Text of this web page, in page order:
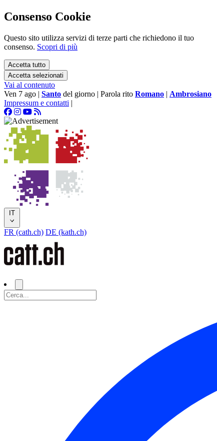
Consenso Cookie
Questo sito utilizza servizi di terze parti che richiedono il tuo
consenso. Scopri di più
Accetta tutto
Accetta selezionati
Vai al contenuto
Ven 7 ago | Santo del giorno | Parola rito Romano | Ambrosiano
Impressum e contatti |
IT
FR (cath.ch) DE (kath.ch)